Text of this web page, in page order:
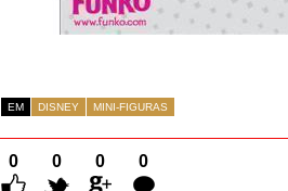
EM DISNEY MINI-FIGURAS
0 0 0
0
Comentários